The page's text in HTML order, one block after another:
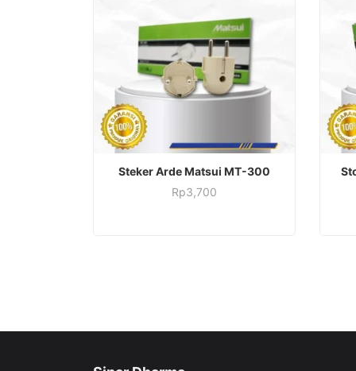
ADD TO CART
Steker Arde Matsui MT-300
Rp3,700